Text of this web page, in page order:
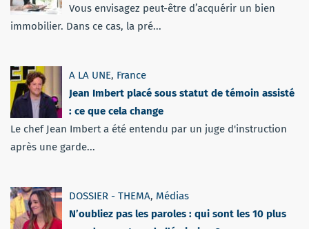
Vous envisagez peut-être d’acquérir un bien
immobilier. Dans ce cas, la pré...
A LA UNE, France
Jean Imbert placé sous statut de témoin assisté
: ce que cela change
Le chef Jean Imbert a été entendu par un juge d'instruction
après une garde...
DOSSIER - THEMA, Médias
N’oubliez pas les paroles : qui sont les 10 plus